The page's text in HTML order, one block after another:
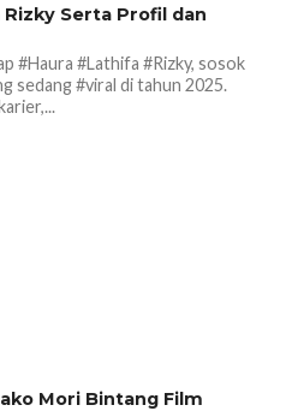
217
Serta Profil dan
#Haura #Lathifa #Rizky, sosok
sedang #viral di tahun 2025.
Mori Bintang Film